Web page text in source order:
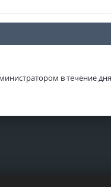
в течение